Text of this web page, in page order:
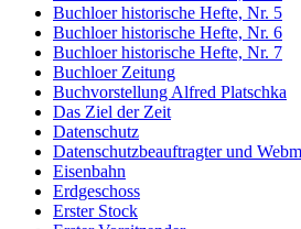
Buchloer historische Hefte, Nr. 5
Buchloer historische Hefte, Nr. 6
Buchloer historische Hefte, Nr. 7
Buchloer Zeitung
Buchvorstellung Alfred Platschka
Das Ziel der Zeit
Datenschutz
Datenschutzbeauftragter und
Eisenbahn
Erdgeschoss
Erster Stock